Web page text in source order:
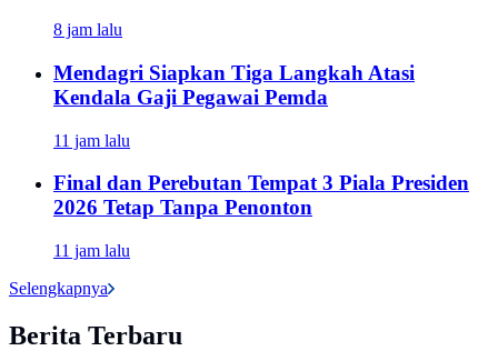
8 jam lalu
Mendagri Siapkan Tiga Langkah Atasi
Kendala Gaji Pegawai Pemda
11 jam lalu
Final dan Perebutan Tempat 3 Piala Presiden
2026 Tetap Tanpa Penonton
11 jam lalu
Selengkapnya
Berita Terbaru